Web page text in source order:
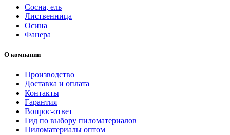
Сосна, ель
Лиственница
Осина
Фанера
О компании
Производство
Доставка и оплата
Контакты
Гарантия
Вопрос-ответ
Гид по выбору пиломатериалов
Пиломатериалы оптом